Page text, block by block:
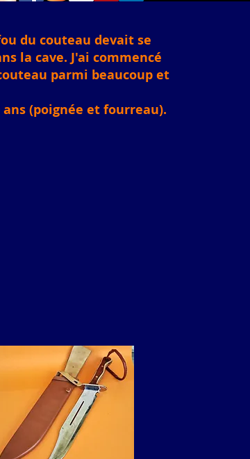
du couteau devait se
la cave. J'ai commencé
parmi beaucoup et
(poignée et fourreau).